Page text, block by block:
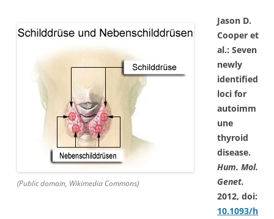
(Public domain, Wikimedia Commons)
Jason D.
Cooper et
al.: Seven
newly
identified
loci for
autoimm
une
thyroid
disease.
Hum. Mol.
Genet.
2012, doi:
10.1093/h